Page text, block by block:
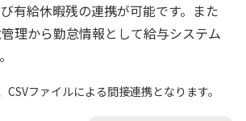
有給休暇残の連携が可能です。また
理から勤怠情報として給与システム
CSVファイルによる間接連携となります。